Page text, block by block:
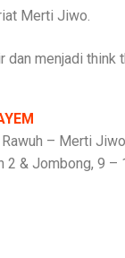
Merti Jiwo.
dan menjadi think
– Merti Jiwo
2 & Jombong, 9 –